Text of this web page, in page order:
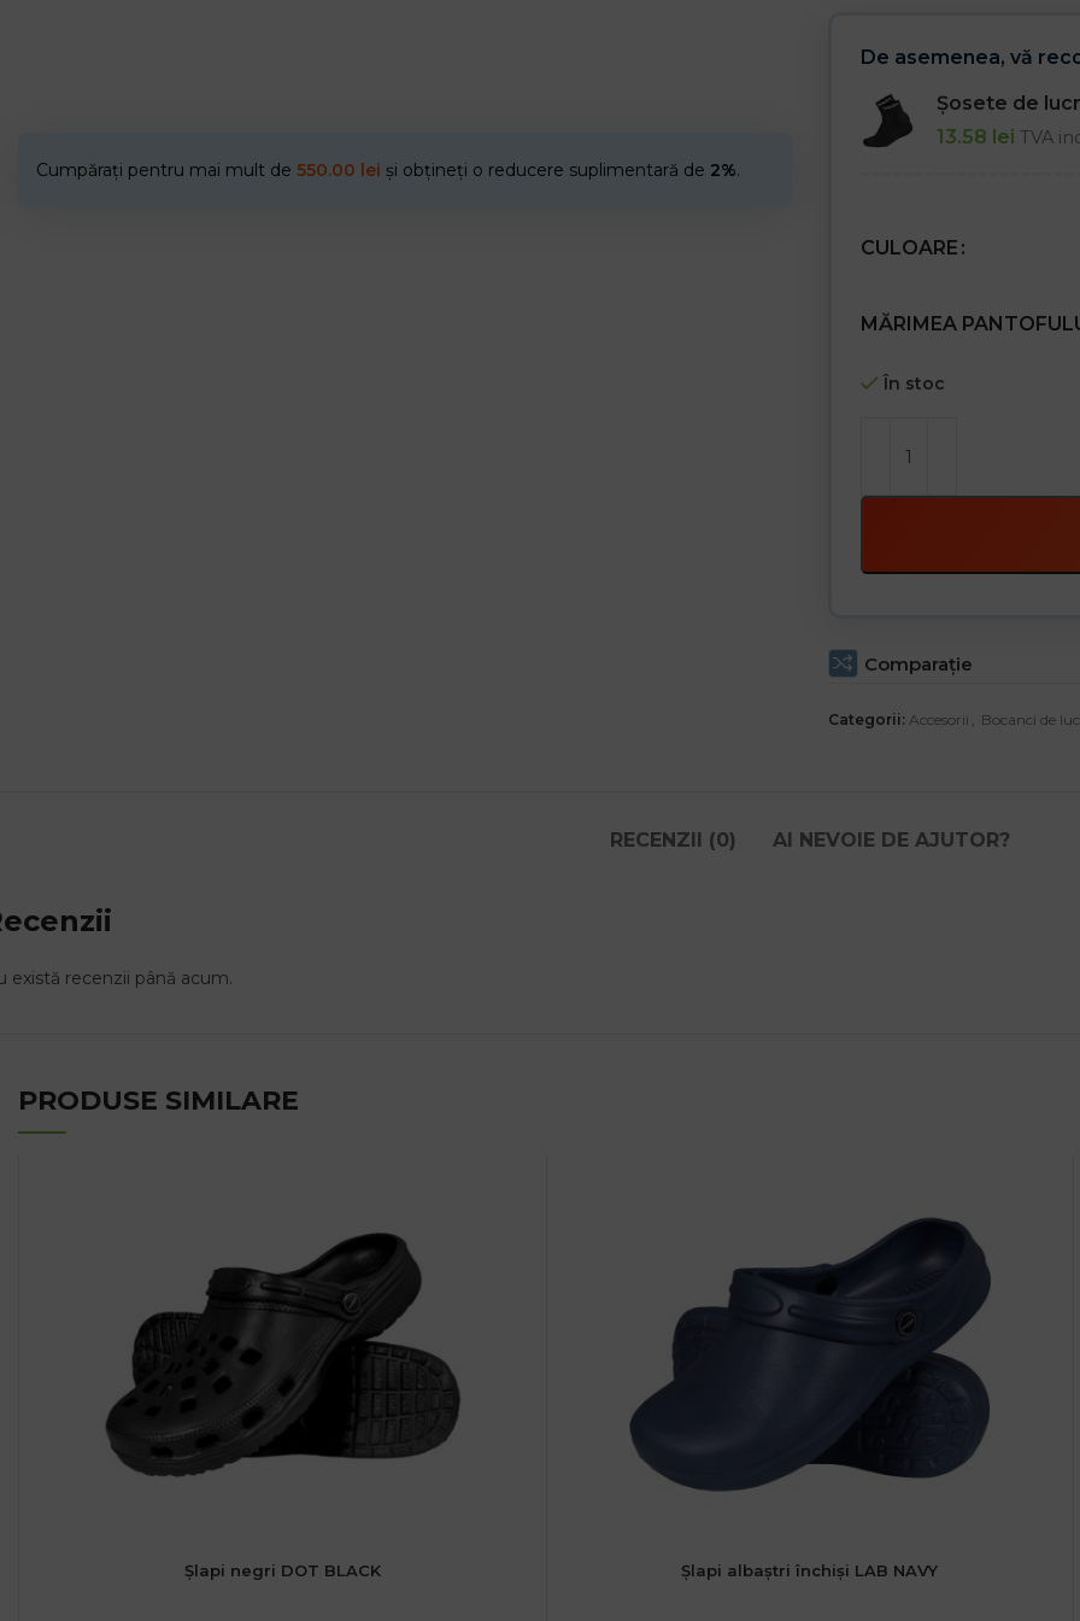
Cumpărați pentru mai mult de 550.00 lei și obțineți o reducere suplimentară de 2%.
De asemenea, vă
Șosete de
13.58 lei TVA
CULOARE
MĂRIMEA
În stoc
Comparaţie
Categorii: Accesorii , Bocanci de
RECENZII (0) AI NEVOIE DE AJUTOR?
există recenzii până acum.
PRODUSE SIMILARE
Șlapi negri DOT BLACK Șlapi albaștri închiși LAB NAVY